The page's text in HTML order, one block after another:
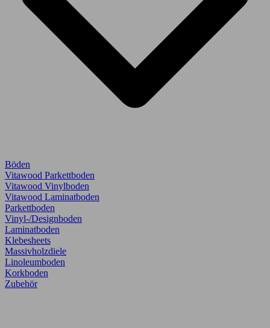
Böden
Vitawood Parkettboden
Vitawood Vinylboden
Vitawood Laminatboden
Parkettboden
Vinyl-/Designboden
Laminatboden
Klebesheets
Massivholzdiele
Linoleumboden
Korkboden
Zubehör